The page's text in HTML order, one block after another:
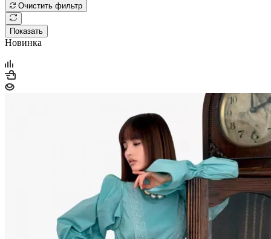
Очистить фильтр
Показать
Новинка